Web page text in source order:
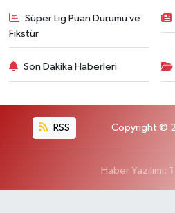
Süper Lig Puan Durumu ve
Fikstür
Son Dakika Haberleri
RSS Copyright ©
Haber Yazılımı: